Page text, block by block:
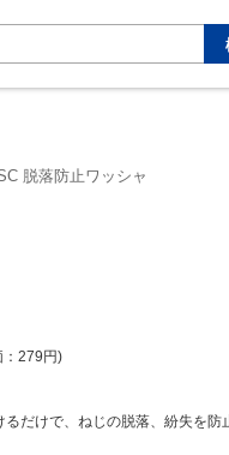
脱落防止ワッシャ
279円
るだけで、ねじの脱落、紛失を